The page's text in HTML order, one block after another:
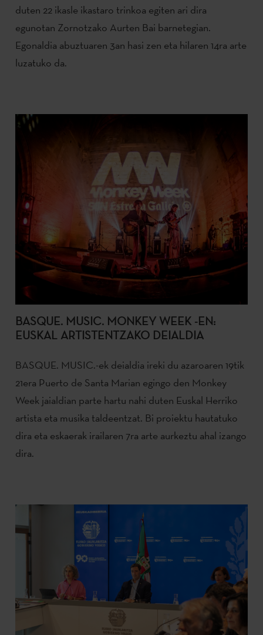
duten 22 ikasle ikastaro trinkoa egiten ari dira
egunotan Zornotzako Aurten Bai barnetegian.
Egonaldia abuztuaren 3an hasi zen eta hilaren 14ra arte
luzatuko da.
BASQUE. MUSIC. MONKEY WEEK -EN:
EUSKAL ARTISTENTZAKO DEIALDIA
BASQUE. MUSIC.-ek deialdia ireki du azaroaren 19tik
21era Puerto de Santa Marian egingo den Monkey
Week jaialdian parte hartu nahi duten Euskal Herriko
artista eta musika taldeentzat. Bi proiektu hautatuko
dira eta eskaerak irailaren 7ra arte aurkeztu ahal izango
dira.